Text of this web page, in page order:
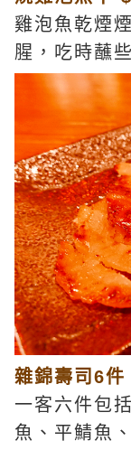
雞泡魚乾煙
腥，吃時蘸
雜錦壽司6
一客六件包
魚、平鯖魚